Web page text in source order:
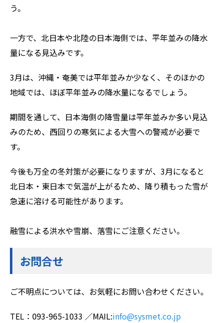
う。
一方で、北日本や北陸の日本海側では、平年並みの降水
量になる見込みです。
3月は、沖縄・奄美では平年並みか少なく、そのほかの
地域では、ほぼ平年並みの降水量になるでしょう。
期間を通して、日本海側の降雪量は平年並みか多い見込
みのため、西回りの寒気による大雪への警戒が必要で
す。
今後も万全の冬対策が必要になりますが、3月になると
北日本・東日本で気温が上がるため、降り積もった雪が
急速に溶ける可能性があります。
融雪による洪水や雪崩、落雪にご注意ください。
お問合せ
ご不明点については、お気軽にお問い合わせください。
TEL：093-965-1033 ／MAIL:info@sysmet.co.jp